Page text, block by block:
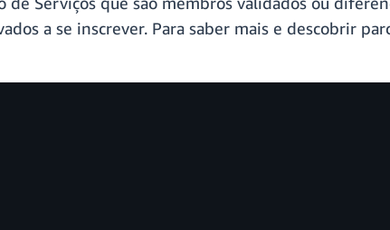
a se inscrever. Para saber mais e descobrir